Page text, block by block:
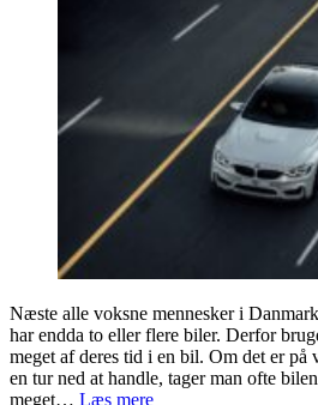
Næste alle voksne mennesker i
har endda to eller flere biler. Derfor
meget af deres tid i en bil. Om det er på
en tur ned at handle, tager man ofte
meget… Læs mereLeasing